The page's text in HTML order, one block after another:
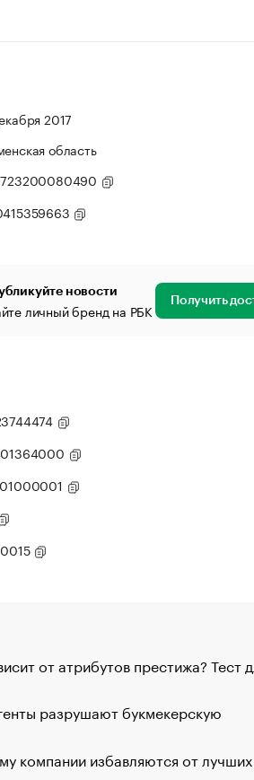
2017
область
новости
личный бренд на РБК Получить
от атрибутов престижа? Тест
разрушают букмекерскую
компании избавляются от лучших